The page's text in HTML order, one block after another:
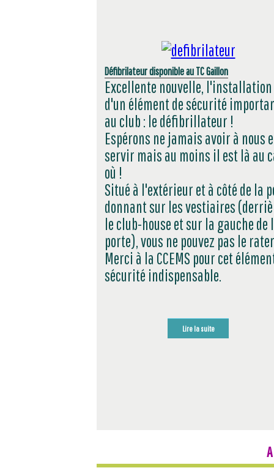
Défibrilateur disponible au TC Gaillon
Excellente nouvelle, l'installation
d'un élément de sécurité
au club : le défibrillateur !
Espérons ne jamais avoir à nous
servir mais au moins il est là au
où !
Situé à l'extérieur et à côté de la
donnant sur les vestiaires
le club-house et sur la gauche de
porte), vous ne pouvez pas le
Merci à la CCEMS pour cet
sécurité indispensable.
Lire la suite